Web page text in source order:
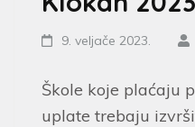
9. veljače 2023.
Škole koje plaćaju
uplate trebaju